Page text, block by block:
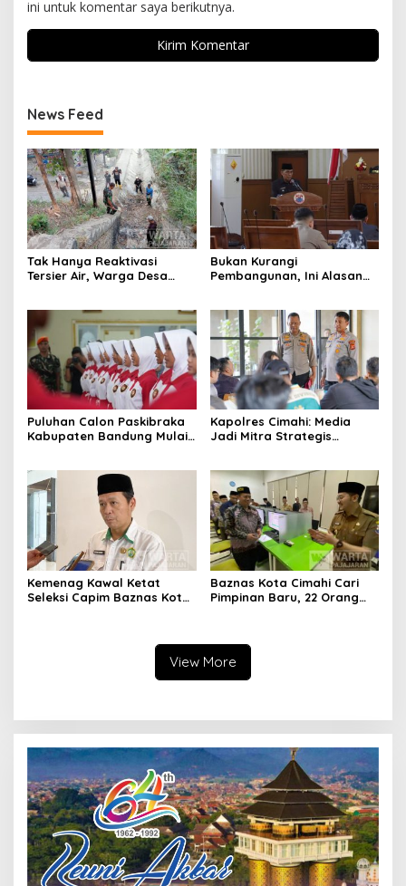
ini untuk komentar saya berikutnya.
News Feed
Tak Hanya Reaktivasi
Tersier Air, Warga Desa
Bukan Kurangi
Pembangunan, Ini Alasan
Daerah
Puluhan Calon Paskibraka
Kabupaten Bandung Mulai
Kapolres Cimahi: Media
Jadi Mitra Strategis
Kemenag Kawal Ketat
Seleksi Capim Baznas Kota
Baznas Kota Cimahi Cari
Pimpinan Baru, 22 Orang
View More